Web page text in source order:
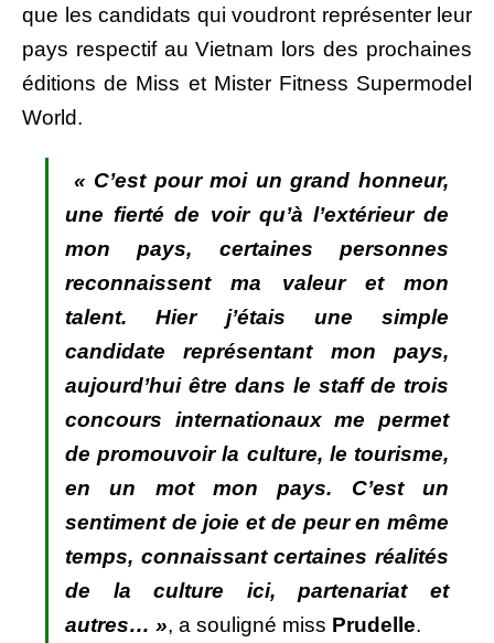
que les candidats qui voudront représenter leur
pays respectif au Vietnam lors des prochaines
éditions de Miss et Mister Fitness Supermodel
World.
« C’est pour moi un grand honneur,
une fierté de voir qu’à l’extérieur de
mon pays, certaines personnes
reconnaissent ma valeur et mon
talent. Hier j’étais une simple
candidate représentant mon pays,
aujourd’hui être dans le staff de trois
concours internationaux me permet
de promouvoir la culture, le tourisme,
en un mot mon pays. C’est un
sentiment de joie et de peur en même
temps, connaissant certaines réalités
de la culture ici, partenariat et
autres… », a souligné miss Prudelle.